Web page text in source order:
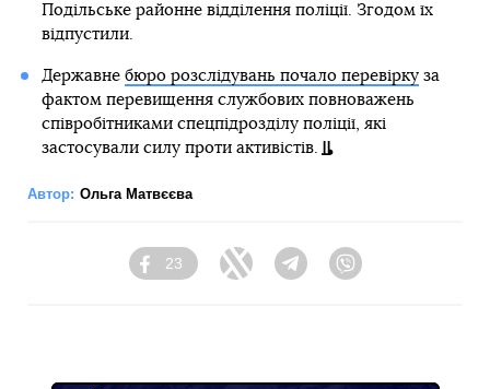
Подільське районне відділення поліції. Згодом їх
відпустили.
Державне бюро розслідувань почало перевіркуза
фактом перевищення службових повноважень
співробітниками спецпідрозділу поліції, які
застосували силу проти активістів.
Автор: Ольга Матвєєва
Facebook
23
Twitter Telegram